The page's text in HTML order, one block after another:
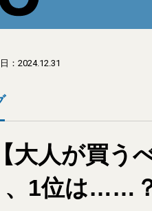
：2024.12.31
大人が買う
、1位は……